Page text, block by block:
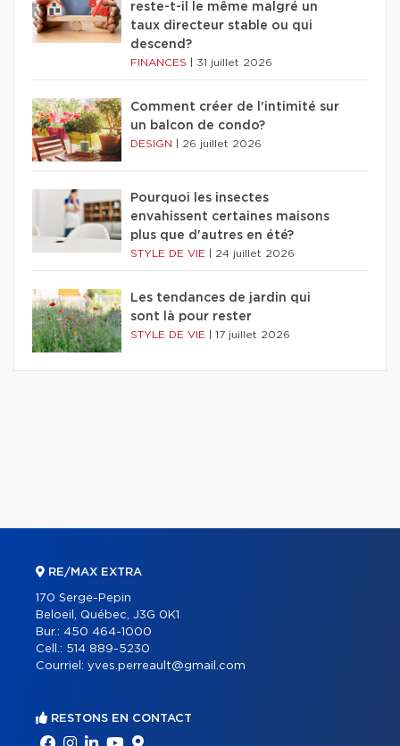
reste-t-il le même malgré un
taux directeur stable ou qui
descend?
FINANCES 31 juillet 2026
Comment créer de l'intimité sur
un balcon de condo?
DESIGN 26 juillet 2026
Pourquoi les insectes
envahissent certaines maisons
plus que d'autres en été?
STYLE DE VIE 24 juillet 2026
Les tendances de jardin qui
sont là pour rester
STYLE DE VIE 17 juillet 2026
RE/MAX EXTRA
170 Serge-Pepin
Beloeil, Québec, J3G 0K1
Bur.: 450 464-1000
Cell.: 514 889-5230
Courriel: yves.perreault@gmail.com
RESTONS EN CONTACT